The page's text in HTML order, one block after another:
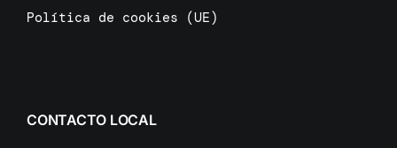
Política de cookies (UE)
CONTACTO LOCAL